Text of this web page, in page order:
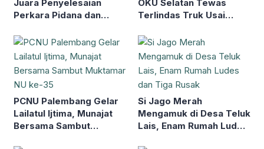
Juara Penyelesaian
Perkara Pidana dan
Karhutla
OKU Selatan Tewas
Terlindas Truk Usai
Jalan
PCNU Palembang Gelar
Lailatul Ijtima, Munajat
Bersama Sambut
Si Jago Merah
Mengamuk di Desa Teluk
Lais, Enam Rumah Ludes